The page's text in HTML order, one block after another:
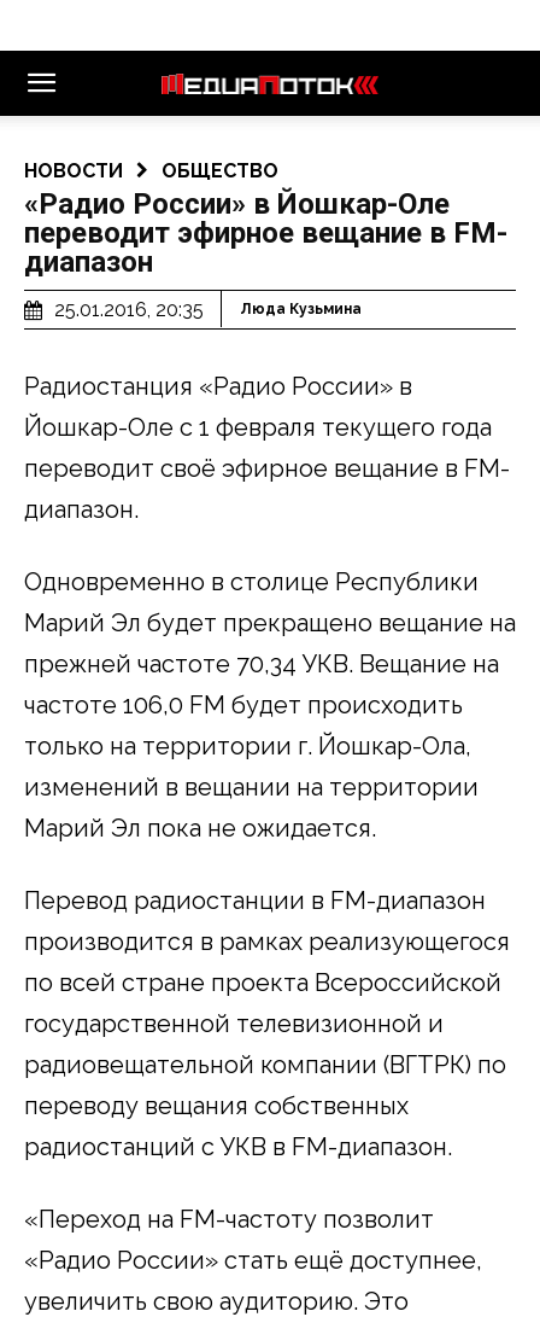
НОВОСТИ ОБЩЕСТВО
«Радио России» в Йошкар-Оле
переводит эфирное вещание в FM-
диапазон
25.01.2016, 20:35 Люда Кузьмина
Радиостанция «Радио России» в
Йошкар-Оле с 1 февраля текущего года
переводит своё эфирное вещание в FM-
диапазон.
Одновременно в столице Республики
Марий Эл будет прекращено вещание на
прежней частоте 70,34 УКВ. Вещание на
частоте 106,0 FM будет происходить
только на территории г. Йошкар-Ола,
изменений в вещании на территории
Марий Эл пока не ожидается.
Перевод радиостанции в FM-диапазон
производится в рамках реализующегося
по всей стране проекта Всероссийской
государственной телевизионной и
радиовещательной компании (ВГТРК) по
переводу вещания собственных
радиостанций с УКВ в FM-диапазон.
«Переход на FM-частоту позволит
«Радио России» стать ещё доступнее,
увеличить свою аудиторию. Это